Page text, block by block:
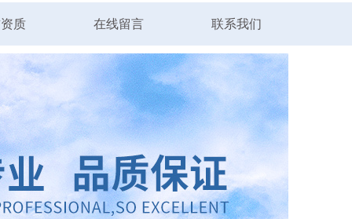
质 在线留言 联系我们